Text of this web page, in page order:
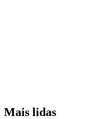
Mais lidas